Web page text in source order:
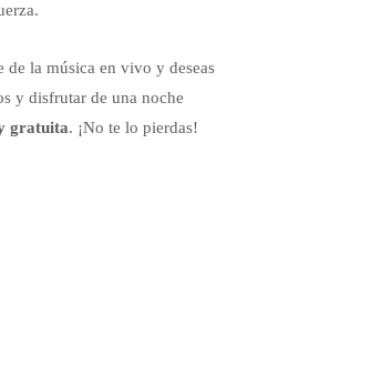
de la música en vivo y deseas
y disfrutar de una noche
gratuita. ¡No te lo pierdas!